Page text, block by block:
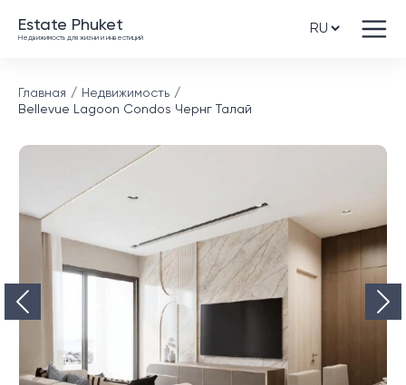
Estate Phuket
Недвижимость для жизни и инвестиций
Главная
Недвижимость
Bellevue Lagoon Condos Чернг Талай